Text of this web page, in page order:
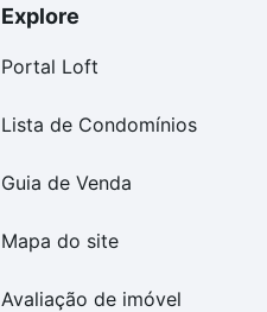
Explore
Portal Loft
Lista de Condomínios
Guia de Venda
Mapa do site
Avaliação de imóvel